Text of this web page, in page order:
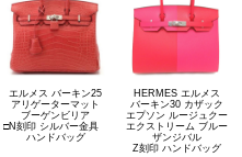
エルメス バーキン25
アリゲーターマット
ブーゲンビリア
□N刻印 シルバー金具
ハンドバッグ
HERMES エルメス
バーキン30 カザック
エプソン ルージュクー
エクストリーム ブルー
ザンジバル
Z刻印 ハンドバッグ